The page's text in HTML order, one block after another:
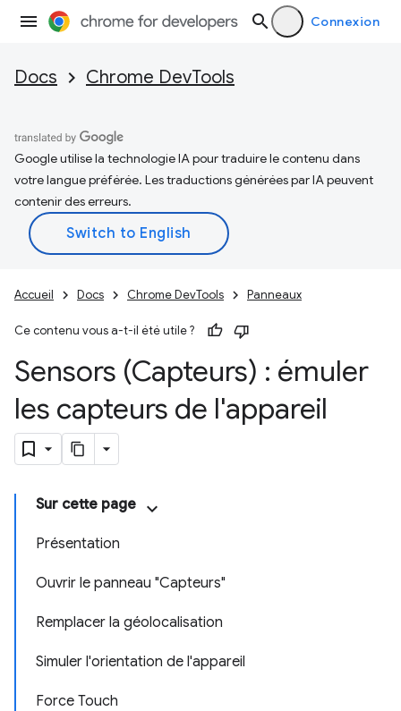
Connexion
Docs Chrome DevTools
Google utilise la technologie IA pour traduire le contenu dans
votre langue préférée. Les traductions générées par IA peuvent
contenir des erreurs.
Accueil Docs Chrome DevTools Panneaux
Ce contenu vous a-t-il été utile ?
Sensors (Capteurs) : émuler
les capteurs de l'appareil
Sur cette page
Présentation
Ouvrir le panneau "Capteurs"
Remplacer la géolocalisation
Simuler l'orientation de l'appareil
Force Touch